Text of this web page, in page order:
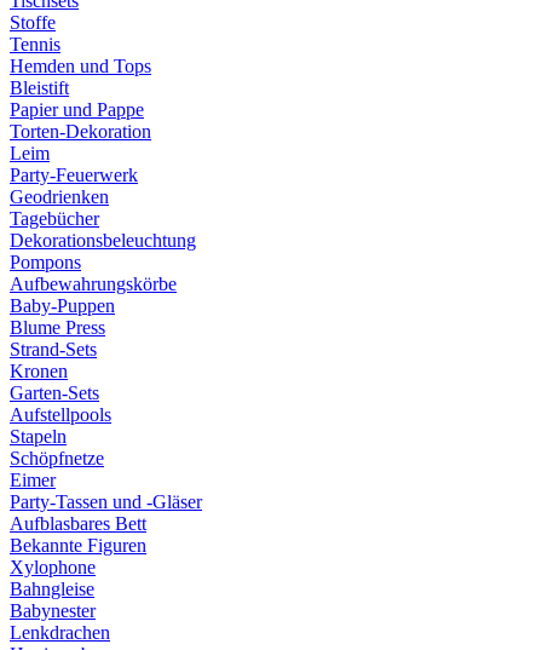
Stoffe
Tennis
Hemden und Tops
Bleistift
Papier und Pappe
Torten-Dekoration
Leim
Party-Feuerwerk
Geodrienken
Tagebücher
Dekorationsbeleuchtung
Pompons
Aufbewahrungskörbe
Baby-Puppen
Blume Press
Strand-Sets
Kronen
Garten-Sets
Aufstellpools
Stapeln
Schöpfnetze
Eimer
Party-Tassen und -Gläser
Aufblasbares Bett
Bekannte Figuren
Xylophone
Bahngleise
Babynester
Lenkdrachen